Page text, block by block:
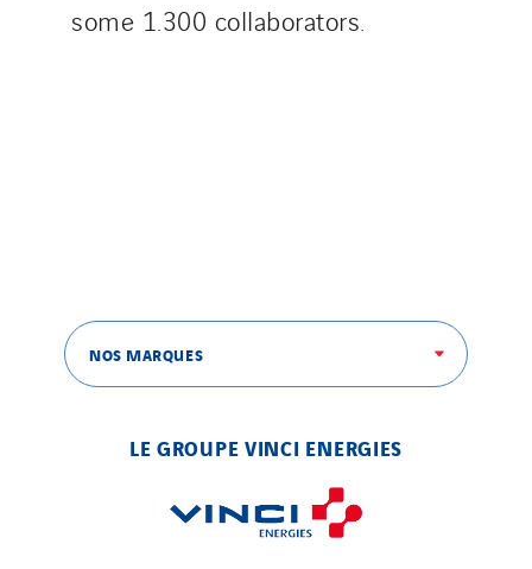
some 1.300 collaborators.
NOS MARQUES
LE GROUPE VINCI ENERGIES
Valentin
Brasil
Czech Republic
Danemark
Indonesia